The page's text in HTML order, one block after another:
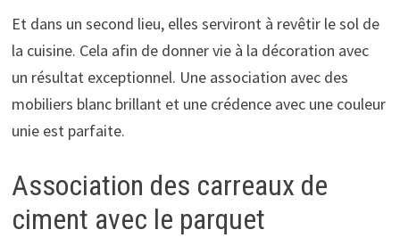
Et dans un second lieu, elles serviront à revêtir le sol de
la cuisine. Cela afin de donner vie à la décoration avec
un résultat exceptionnel. Une association avec des
mobiliers blanc brillant et une crédence avec une couleur
unie est parfaite.
Association des carreaux de
ciment avec le parquet